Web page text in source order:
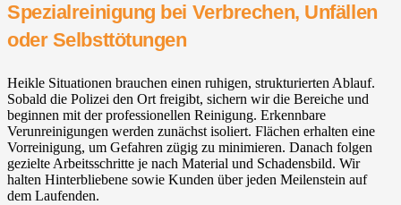
Spezialreinigung bei Verbrechen, Unfällen
oder Selbsttötungen
Heikle Situationen brauchen einen ruhigen, strukturierten Ablauf.
Sobald die Polizei den Ort freigibt, sichern wir die Bereiche und
beginnen mit der professionellen Reinigung. Erkennbare
Verunreinigungen werden zunächst isoliert. Flächen erhalten eine
Vorreinigung, um Gefahren zügig zu minimieren. Danach folgen
gezielte Arbeitsschritte je nach Material und Schadensbild. Wir
halten Hinterbliebene sowie Kunden über jeden Meilenstein auf
dem Laufenden.